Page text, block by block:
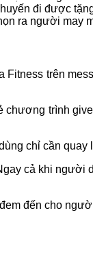
đi được
ra người may
Fitness trên
trình
chỉ cần quay
cả khi
đến cho